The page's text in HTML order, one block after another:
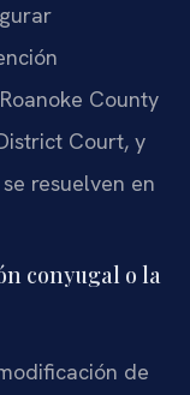
County
Court, y
resuelven en
conyugal o la
de